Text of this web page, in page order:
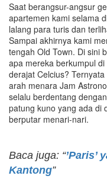
Saat berangsur-angsur
apartemen kami selama
lalang para turis dan
Sampai akhirnya kami
tengah Old Town. Di sini
apa mereka berkumpul
derajat Celcius?
arah menara Jam
selalu berdentang
patung kuno yang ada di
berputar menari-nari.
Baca juga: “’Paris’
Kantong”